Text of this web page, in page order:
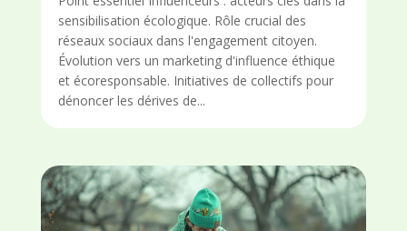
sensibilisation écologique. Rôle crucial des
réseaux sociaux dans l'engagement citoyen.
Évolution vers un marketing d'influence éthique
et écoresponsable. Initiatives de collectifs pour
dénoncer les dérives de...